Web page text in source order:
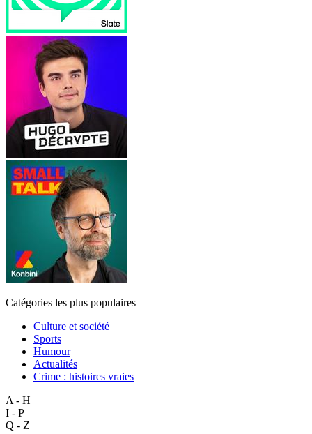
Catégories les plus populaires
Culture et société
Sports
Humour
Actualités
Crime : histoires vraies
A - H
I - P
Q - Z